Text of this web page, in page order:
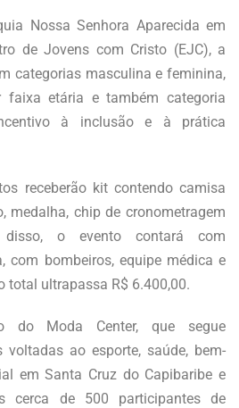
Nossa Senhora Aparecida em
de Jovens com Cristo (EJC), a
categorias masculina e feminina,
faixa etária e também categoria
à inclusão e à prática
receberão kit contendo camisa
medalha, chip de cronometragem
o evento contará com
com bombeiros, equipe médica e
total ultrapassa R$ 6.400,00.
do Moda Center, que segue
voltadas ao esporte, saúde, bem-
em Santa Cruz do Capibaribe e
cerca de 500 participantes de